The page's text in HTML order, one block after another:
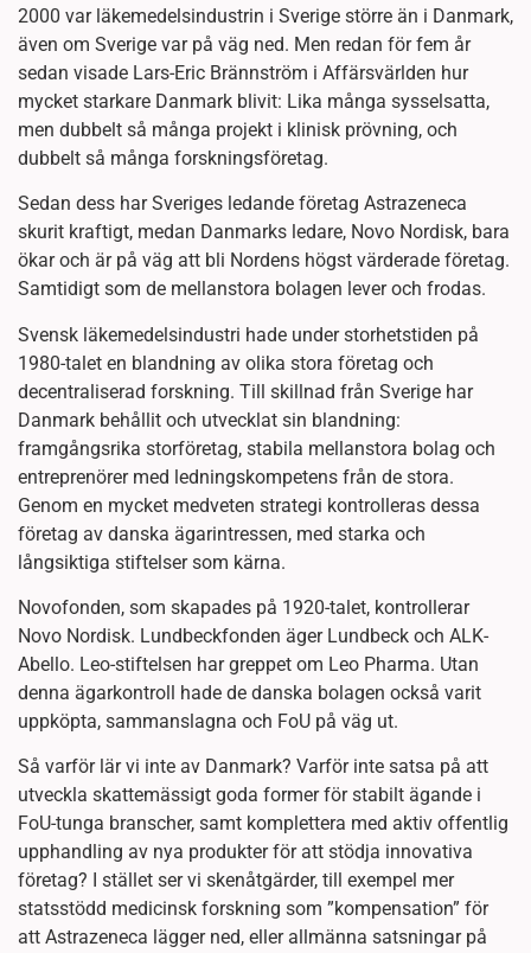
2000 var läkemedelsindustrin i Sverige större än i Danmark,
även om Sverige var på väg ned. Men redan för fem år
sedan visade Lars-Eric Brännström i Affärsvärlden hur
mycket starkare Danmark blivit: Lika många sysselsatta,
men dubbelt så många projekt i klinisk prövning, och
dubbelt så många forskningsföretag.
Sedan dess har Sveriges ledande företag Astrazeneca
skurit kraftigt, medan Danmarks ledare, Novo Nordisk, bara
ökar och är på väg att bli Nordens högst värderade företag.
Samtidigt som de mellanstora bolagen lever och frodas.
Svensk läkemedelsindustri hade under storhetstiden på
1980-talet en blandning av olika stora företag och
decentraliserad forskning. Till skillnad från Sverige har
Danmark behållit och utvecklat sin blandning:
framgångsrika storföretag, stabila mellanstora bolag och
entreprenörer med ledningskompetens från de stora.
Genom en mycket medveten strategi kontrolleras dessa
företag av danska ägarintressen, med starka och
långsiktiga stiftelser som kärna.
Novofonden, som skapades på 1920-talet, kontrollerar
Novo Nordisk. Lundbeckfonden äger Lundbeck och ALK-
Abello. Leo-stiftelsen har greppet om Leo Pharma. Utan
denna ägarkontroll hade de danska bolagen också varit
uppköpta, sammanslagna och FoU på väg ut.
Så varför lär vi inte av Danmark? Varför inte satsa på att
utveckla skattemässigt goda former för stabilt ägande i
FoU-tunga branscher, samt komplettera med aktiv offentlig
upphandling av nya produkter för att stödja innovativa
företag? I stället ser vi skenåtgärder, till exempel mer
statsstödd medicinsk forskning som ”kompensation” för
att Astrazeneca lägger ned, eller allmänna satsningar på